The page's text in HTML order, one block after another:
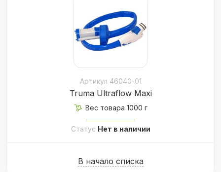
не один год без каких-либо проблем, в
интернет-магазине Retrailer представлен
большой выбор таких насосов. Наша
продукция обеспечит вас надежным
водоснабжением, независимо от модели
вашего кемпера.Артикул 46040-01
Truma Ultraflow Maxi
Вес товара 1000 г
Статус Нет в наличии
В начало списка